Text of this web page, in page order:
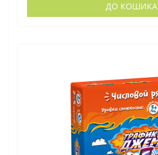
ДО КОШИКА